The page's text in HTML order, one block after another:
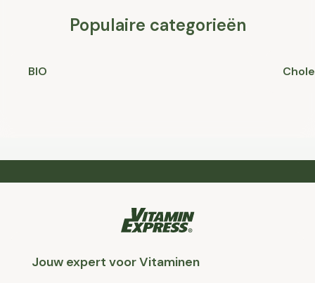
Populaire categorieën
BIO
Jouw expert voor Vitaminen